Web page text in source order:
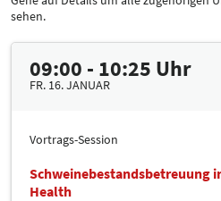
sehen.
09:00 - 10:25 Uhr
FR. 16. JANUAR
Vortrags-Session
Schweinebestandsbetreuung
Health